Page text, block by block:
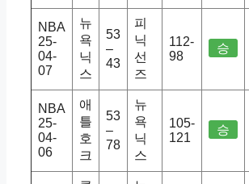
NBA
25-
04-
07
뉴
욕
닉
스
53
–
43
피
닉
선
즈
112-
98
승
NBA
25-
04-
06
애
틀
호
크
53
–
78
뉴
욕
닉
스
105-
121
승